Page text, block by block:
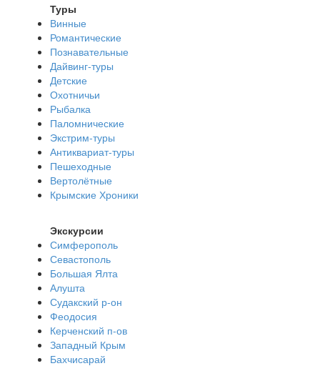
Туры
Винные
Романтические
Познавательные
Дайвинг-туры
Детские
Охотничьи
Рыбалка
Паломнические
Экстрим-туры
Антиквариат-туры
Пешеходные
Вертолётные
Крымские Хроники
Экскурсии
Симферополь
Севастополь
Большая Ялта
Алушта
Судакский р-он
Феодосия
Керченский п-ов
Западный Крым
Бахчисарай